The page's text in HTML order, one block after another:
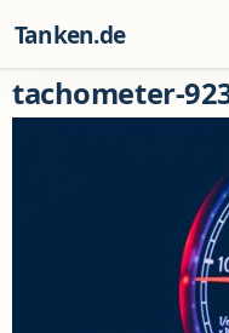
Tanken.de
tachometer-